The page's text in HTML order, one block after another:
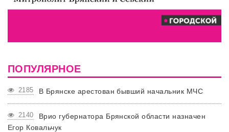
ПОПУЛЯРНОЕ
2185 В Брянске арестован бывший начальник МЧС
2140
Врио губернатора Брянской области назначен
Егор Ковальчук